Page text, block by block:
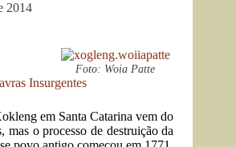
2014
Foto: Woia Patte
Insurgentes
em Santa Catarina vem do
mas o processo de destruição da